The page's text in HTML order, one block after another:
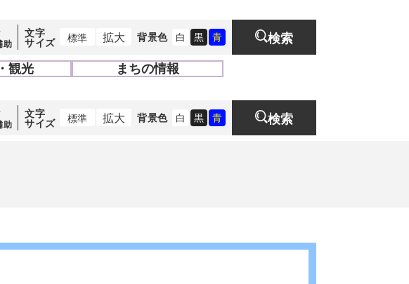
助
文字
サイズ
標準 拡大 背景色 白 黒 青 検索
観光
まちの情報
開
助
文字
サイズ
標準 拡大 背景色 白 黒 青 検索